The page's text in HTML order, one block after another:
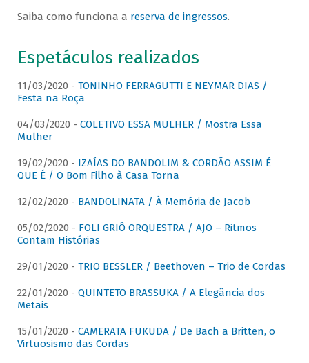
Saiba como funciona a reserva de ingressos.
Espetáculos realizados
11/03/2020 - TONINHO FERRAGUTTI E NEYMAR DIAS /
Festa na Roça
04/03/2020 - COLETIVO ESSA MULHER / Mostra Essa
Mulher
19/02/2020 - IZAÍAS DO BANDOLIM & CORDÃO ASSIM É
QUE É / O Bom Filho à Casa Torna
12/02/2020 - BANDOLINATA / À Memória de Jacob
05/02/2020 - FOLI GRIÔ ORQUESTRA / AJO – Ritmos
Contam Histórias
29/01/2020 - TRIO BESSLER / Beethoven – Trio de Cordas
22/01/2020 - QUINTETO BRASSUKA / A Elegância dos
Metais
15/01/2020 - CAMERATA FUKUDA / De Bach a Britten, o
Virtuosismo das Cordas